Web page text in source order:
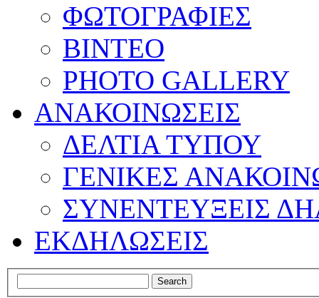
ΦΩΤΟΓΡΑΦΙΕΣ
ΒΙΝΤΕΟ
PHOTO GALLERY
ΑΝΑΚΟΙΝΩΣΕΙΣ
ΔΕΛΤΙΑ ΤΥΠΟΥ
ΓΕΝΙΚΕΣ
ΣΥΝΕΝΤΕΥΞΕΙΣ
ΕΚΔΗΛΩΣΕΙΣ